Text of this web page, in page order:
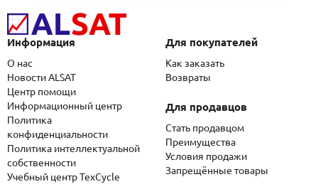
Информация
О нас
Новости ALSAT
Центр помощи
Информационный центр
Политика
конфиденциальности
Политика интеллектуальной
собственности
Учебный центр TexCycle
Для покупателей
Как заказать
Возвраты
Для продавцов
Стать продавцом
Преимущества
Условия продажи
Запрещённые товары